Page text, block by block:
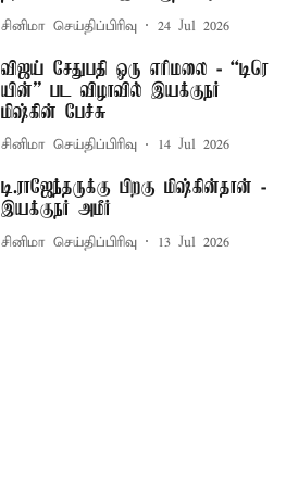
சினிமா செய்திப்பிரிவு 24 Jul 2026
விஜய் சேதுபதி ஒரு எரிமலை - “டிரெ​
யின்” பட விழாவில் இயக்குநர்
மிஷ்கின் பேச்சு
சினிமா செய்திப்பிரிவு 14 Jul 2026
டி.ராஜேந்தருக்கு பிறகு மிஷ்கின்தான் -
இயக்குநர் அமீர்
சினிமா செய்திப்பிரிவு 13 Jul 2026